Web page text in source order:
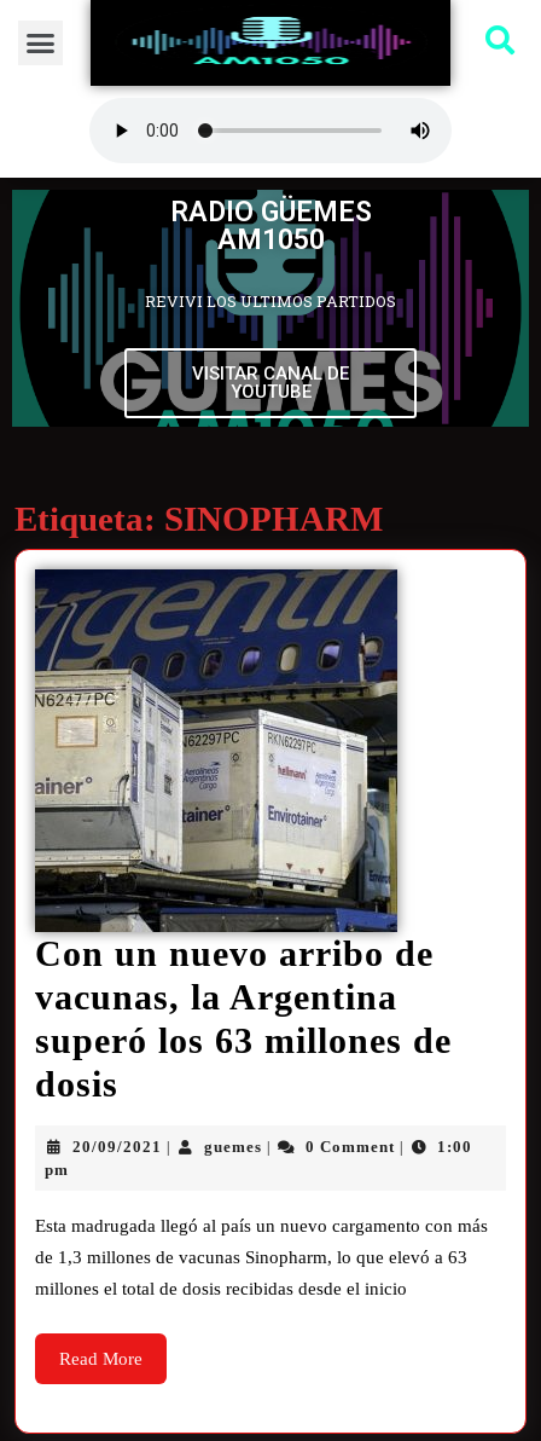
RADIO GÜEMES
AM1050
REVIVI LOS ULTIMOS PARTIDOS
VISITAR CANAL DE
YOUTUBE
Etiqueta: SINOPHARM
Con un nuevo arribo de
vacunas, la Argentina
superó los 63 millones de
dosis
20/09/2021 guemes 0 Comment
1:00
pm
Esta madrugada llegó al país un nuevo cargamento con más
de 1,3 millones de vacunas Sinopharm, lo que elevó a 63
millones el total de dosis recibidas desde el inicio
Read More